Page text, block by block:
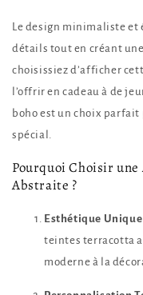
Le design minimaliste et
détails tout en créant
choisissiez d’afficher
l’offrir en cadeau à de
boho est un choix
spécial.
Pourquoi Choisir une
Abstraite ?
Esthétique Unique
teintes terracotta
moderne à la